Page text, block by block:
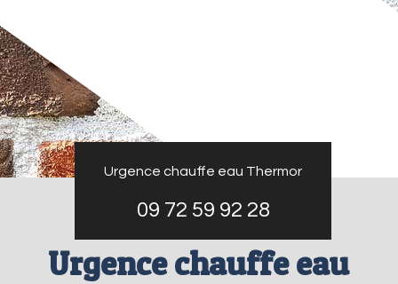
Urgence chauffe eau Thermor
09 72 59 92 28
Urgence chauffe eau